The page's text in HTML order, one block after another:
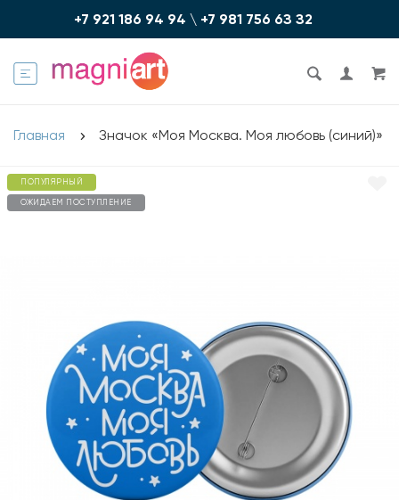
+7 921 186 94 94 \ +7 981 756 6З З2
Главная Значок «Моя Москва. Моя любовь (синий)»
ПОПУЛЯРНЫЙ
ОЖИДАЕМ ПОСТУПЛЕНИЕ